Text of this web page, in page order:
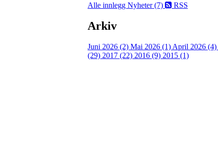
Alle innlegg Nyheter (7) RSS
Arkiv
Juni 2026 (2) Mai 2026 (1) April 2026 (4)
(29) 2017 (22) 2016 (9) 2015 (1)